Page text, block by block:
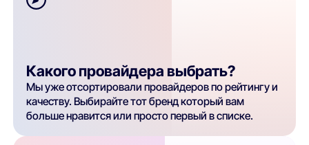
Какого провайдера выбрать?
Мы уже отсортировали провайдеров по рейтингу и
качеству. Выбирайте тот бренд который вам
больше нравится или просто первый в списке.